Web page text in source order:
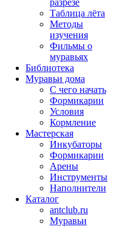
разрезе
Таблица лёта
Методы
изучения
Фильмы о
муравьях
Библиотека
Муравьи дома
С чего начать
Формикарии
Условия
Кормление
Мастерская
Инкубаторы
Формикарии
Арены
Инструменты
Наполнители
Каталог
antclub.ru
Муравьи